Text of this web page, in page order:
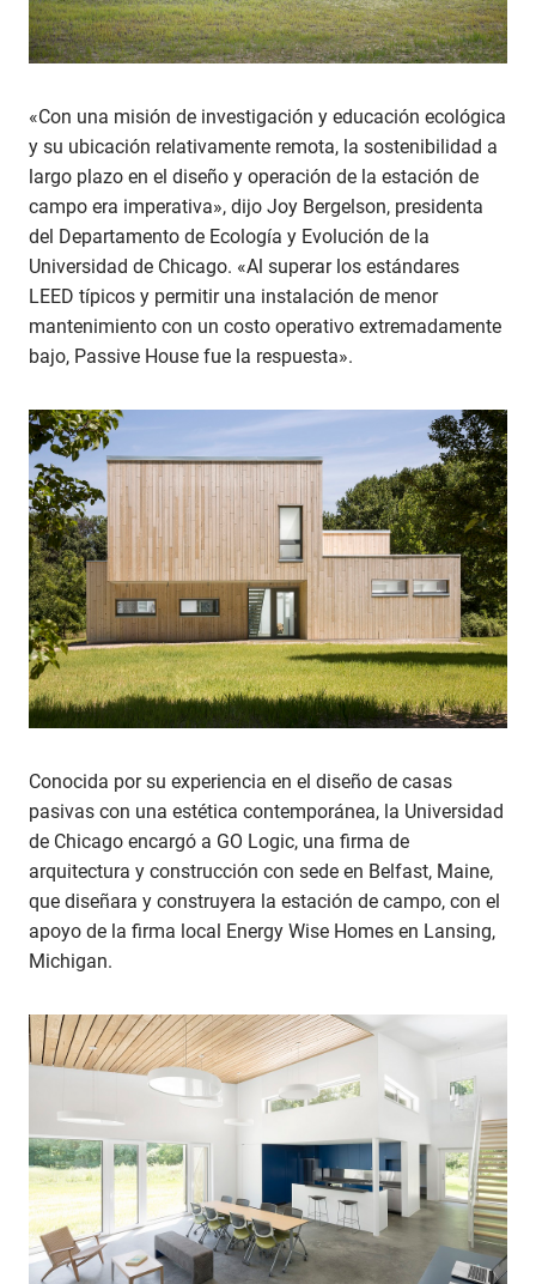
«Con una misión de investigación y educación ecológica
y su ubicación relativamente remota, la sostenibilidad a
largo plazo en el diseño y operación de la estación de
campo era imperativa», dijo Joy Bergelson, presidenta
del Departamento de Ecología y Evolución de la
Universidad de Chicago. «Al superar los estándares
LEED típicos y permitir una instalación de menor
mantenimiento con un costo operativo extremadamente
bajo, Passive House fue la respuesta».
Conocida por su experiencia en el diseño de casas
pasivas con una estética contemporánea, la Universidad
de Chicago encargó a GO Logic, una firma de
arquitectura y construcción con sede en Belfast, Maine,
que diseñara y construyera la estación de campo, con el
apoyo de la firma local Energy Wise Homes en Lansing,
Michigan.